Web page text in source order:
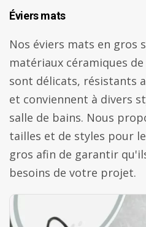
Éviers mats
Nos éviers mats en gros
matériaux céramiques
sont délicats, résistants
et conviennent à divers
salle de bains. Nous
tailles et de styles pour
gros afin de garantir
besoins de votre projet.